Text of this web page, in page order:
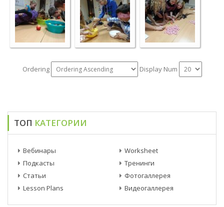
Ordering Display Num
ТОП КАТЕГОРИИ
Вебинары
Подкасты
Статьи
Lesson Plans
Worksheet
Тренинги
Фотогаллерея
Видеогаллерея